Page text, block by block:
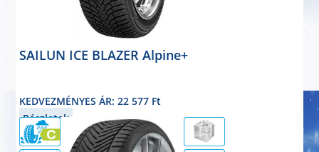
SAILUN ICE BLAZER Alpine+
KEDVEZMÉNYES ÁR: 22 577 Ft
Részletek